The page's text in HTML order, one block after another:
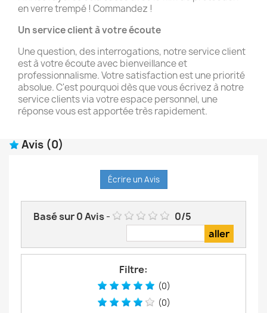
en verre trempé ! Commandez !
Un service client à votre écoute
Une question, des interrogations, notre service client
est à votre écoute avec bienveillance et
professionnalisme. Votre satisfaction est une priorité
absolue. C'est pourquoi dès que vous écrivez à notre
service clients via votre espace personnel, une
réponse vous est apportée très rapidement.
Avis (0)
Écrire un Avis
Basé sur0Avis- 0/5
Filtre:
(0)
(0)